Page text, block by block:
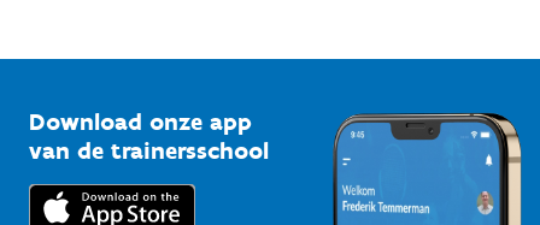
Bedrijven
Trainers en begeleiders
Vlaamse Trainersschool
Kennisplatform
Downloads
Voor de pers
Download onze app
van de trainersschool